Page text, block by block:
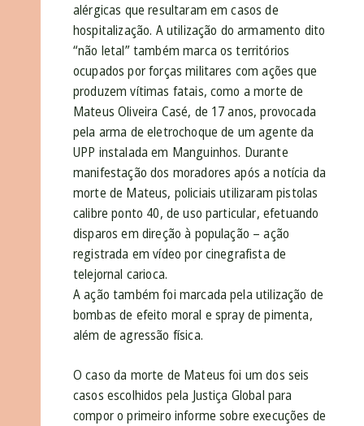
alérgicas que resultaram em casos de
hospitalização. A utilização do armamento dito
“não letal” também marca os territórios
ocupados por forças militares com ações que
produzem vítimas fatais, como a morte de
Mateus Oliveira Casé, de 17 anos, provocada
pela arma de eletrochoque de um agente da
UPP instalada em Manguinhos. Durante
manifestação dos moradores após a notícia da
morte de Mateus, policiais utilizaram pistolas
calibre ponto 40, de uso particular, efetuando
disparos em direção à população – ação
registrada em vídeo por cinegrafista de
telejornal carioca.
A ação também foi marcada pela utilização de
bombas de efeito moral e spray de pimenta,
além de agressão física.
O caso da morte de Mateus foi um dos seis
casos escolhidos pela Justiça Global para
compor o primeiro informe sobre execuções de